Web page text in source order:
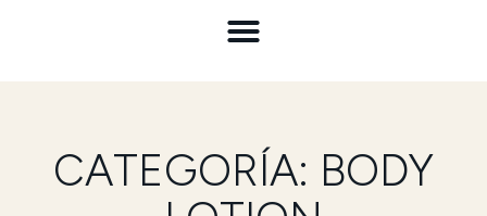
CATEGORÍA: BODY